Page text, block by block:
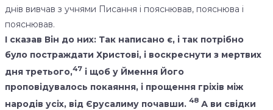
днів вивчав з учнями Писання і пояснював, пояснюва і
пояснював.
І сказав Він до них: Так написано є, і так потрібно
було постраждати Христові, і воскреснути з мертвих
дня третього,47 і щоб у Ймення Його
проповідувалось покаяння, і прощення гріхів між
народів усіх, від Єрусалиму почавши. 48 А ви свідки